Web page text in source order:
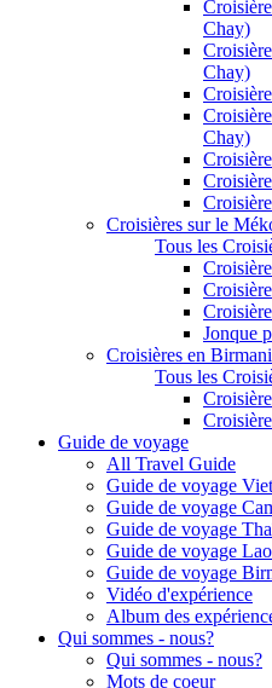
Chay)
Chay)
Chay)
Croisières sur le
Tous les
Jonque
Croisières en
Tous les
Guide de voyage
All Travel Guide
Guide de voyage
Guide de voyage
Guide de voyage
Guide de voyage
Guide de voyage
Vidéo d'expérience
Album des
Qui sommes - nous?
Qui sommes - nous?
Mots de coeur